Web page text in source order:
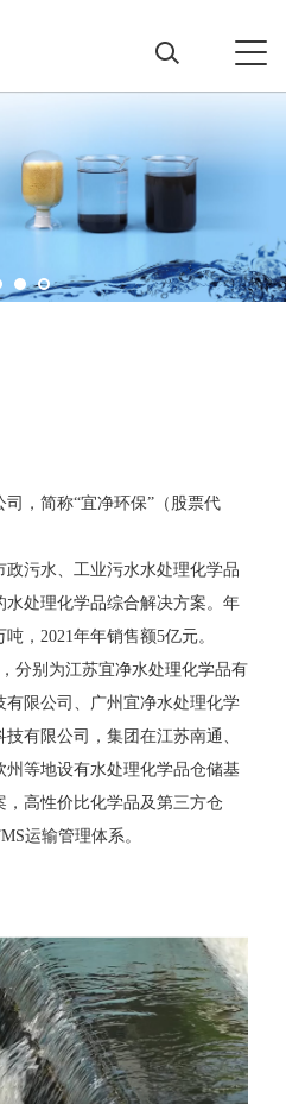
，简称“宜净环保”（股票代
污水、工业污水水处理化学品
处理化学品综合解决方案。年
，2021年年销售额5亿元。
分别为江苏宜净水处理化学品有
有限公司、广州宜净水处理化学
有限公司，集团在江苏南通、
等地设有水处理化学品仓储基
高性价比化学品及第三方仓
运输管理体系。